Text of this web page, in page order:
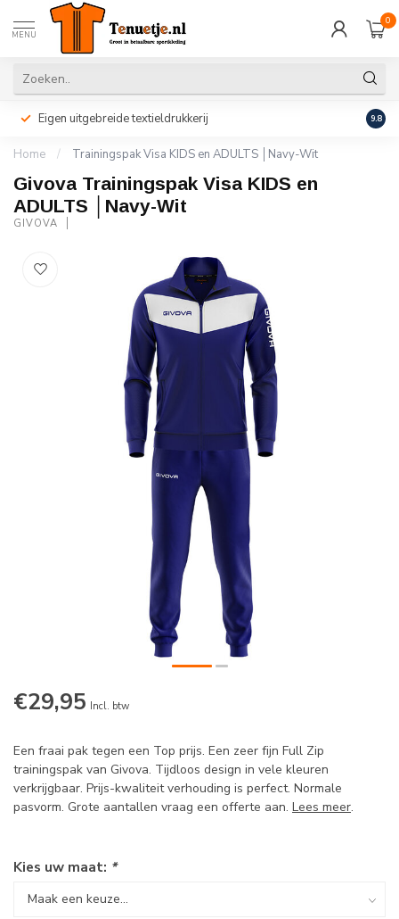
MENU
0
Eigen uitgebreide textieldrukkerij 9.8
Home / Trainingspak Visa KIDS en ADULTS │Navy-Wit
Givova Trainingspak Visa KIDS en
ADULTS │Navy-Wit
GIVOVA
€29,95 Incl. btw
Een fraai pak tegen een Top prijs. Een zeer fijn Full Zip
trainingspak van Givova. Tijdloos design in vele kleuren
verkrijgbaar. Prijs-kwaliteit verhouding is perfect. Normale
pasvorm. Grote aantallen vraag een offerte aan. Lees meer.
Kies uw maat: *